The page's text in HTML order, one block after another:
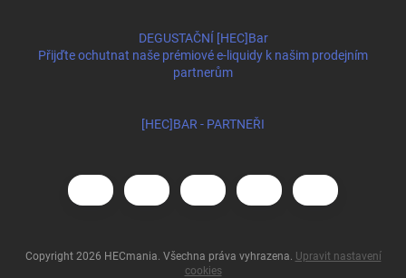
DEGUSTAČNÍ [HEC]Bar
Přijďte ochutnat naše prémiové e-liquidy k našim prodejním
partnerům
[HEC]BAR - PARTNEŘI
Copyright 2026 HECmania. Všechna práva vyhrazena. Upravit nastavení
cookies